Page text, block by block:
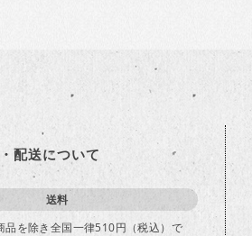
配送について
送料
品を除き全国一律510円（税込）で